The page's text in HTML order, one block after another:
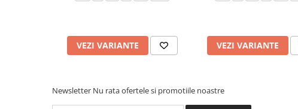
VEZI VARIANTE VEZI VARIANTE
Newsletter Nu rata ofertele si promotiile noastre